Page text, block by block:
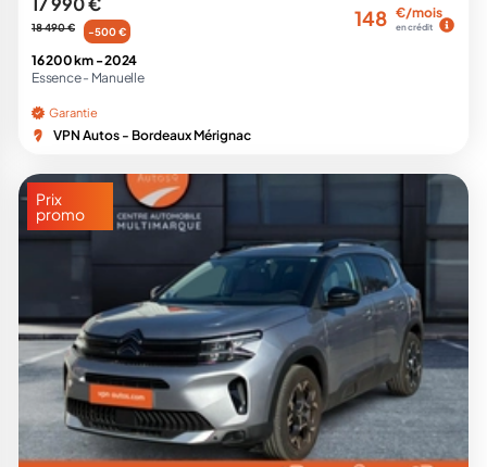
18 490 € -500 €
148 €/mois
en crédit
16 200 km -2024
Essence - Manuelle
Garantie
VPN Autos - Bordeaux Mérignac
Prix
promo